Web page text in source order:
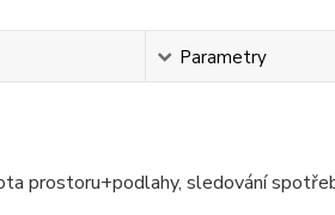
Parametry
prostoru+podlahy, sledování